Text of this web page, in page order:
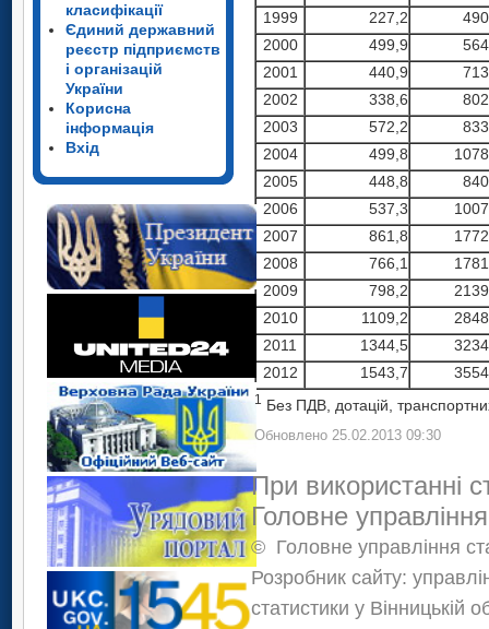
класифікації
Єдиний державний
реєстр підприємств
і організацій
України
Корисна
інформація
Вхід
1999
227,2
2000
499,9
2001
440,9
2002
338,6
2003
572,2
2004
499,8
2005
448,8
2006
537,3
2007
861,8
2008
766,1
2009
798,2
2010
1109,2
2011
1344,5
2012
1543,7
1 Без ПДВ, дотацій,
Обновлено 25.02.2013 09:30
При використанні
Головне
© Головне управління
Розробник сайту:
статистики у Вінницькій